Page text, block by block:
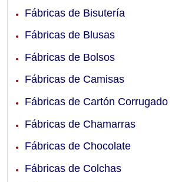
Fábricas de Bisutería
Fábricas de Blusas
Fábricas de Bolsos
Fábricas de Camisas
Fábricas de Cartón Corrugado
Fábricas de Chamarras
Fábricas de Chocolate
Fábricas de Colchas